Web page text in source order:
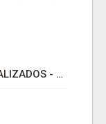
TATUAJES TEMPORALES PERSONALIZADOS - UVIMARK